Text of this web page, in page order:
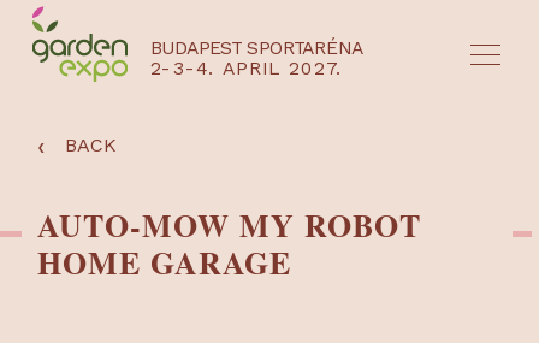
BUDAPEST SPORTARÉNA
2-3-4. APRIL 2027.
‹ BACK
AUTO-MOW MY ROBOT
HOME GARAGE